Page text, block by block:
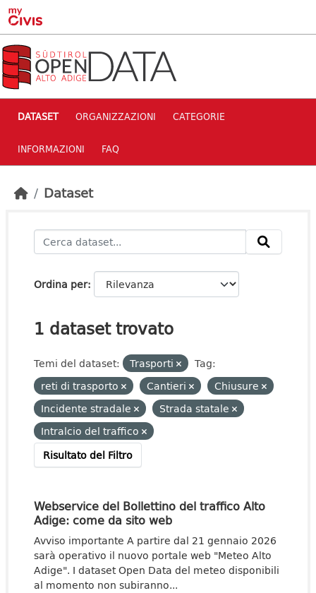
Skip to main content
DATASET ORGANIZZAZIONI CATEGORIE
INFORMAZIONI FAQ
Dataset
Ordina per
1 dataset trovato
Temi del dataset: Trasporti
Tag:
reti di trasporto
Cantieri
Chiusure
Incidente stradale
Strada statale
Intralcio del traffico
Risultato del Filtro
Webservice del Bollettino del traffico Alto
Adige: come da sito web
Avviso importante A partire dal 21 gennaio 2026
sarà operativo il nuovo portale web "Meteo Alto
Adige". I dataset Open Data del meteo disponibili
al momento non subiranno...